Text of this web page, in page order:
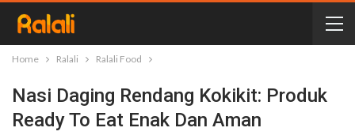
Home Ralali Ralali Food
Nasi Daging Rendang Kokikit: Produk
Ready To Eat Enak Dan Aman